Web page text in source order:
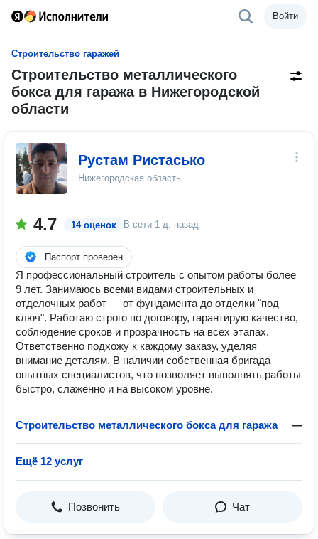
Войти
Строительство гаражей
Строительство металлического
бокса для гаража в Нижегородской
области
Рустам Ристасько
Нижегородская область
4.7 14 оценок В сети 1 д. назад
Паспорт проверен
Я профессиональный строитель с опытом работы более
9 лет. Занимаюсь всеми видами строительных и
отделочных работ — от фундамента до отделки "под
ключ". Работаю строго по договору, гарантирую качество,
соблюдение сроков и прозрачность на всех этапах.
Ответственно подхожу к каждому заказу, уделяя
внимание деталям. В наличии собственная бригада
опытных специалистов, что позволяет выполнять работы
быстро, слаженно и на высоком уровне.
Строительство металлического бокса для гаража —
Ещё 12 услуг
Позвонить Чат